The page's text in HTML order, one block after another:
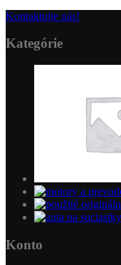
Kontaktujte nás!
Kategórie
Konto